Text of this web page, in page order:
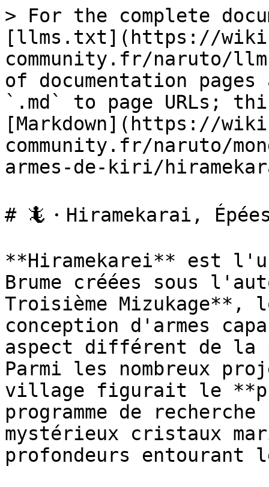
> For the complete
[llms.txt](https://
community.fr/naruto/
of documentation
`.md` to page URLs;
[Markdown](https://
community.fr/naruto/
armes-de-kiri/
# 🦎・Hiramekarai,
**Hiramekarei** est
Brume créées sous
Troisième
conception d'armes
aspect différent de la
Parmi les nombreux
village figurait le
programme de
mystérieux cristaux
profondeurs entourant